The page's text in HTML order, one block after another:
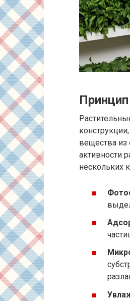
вещества из
активности
нескольких